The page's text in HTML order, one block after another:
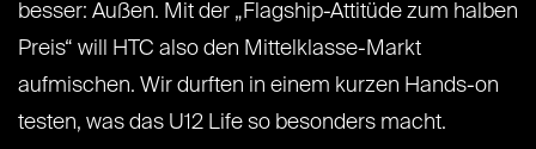
besser: Außen. Mit der „Flagship-Attitüde zum halben
Preis“ will HTC also den Mittelklasse-Markt
aufmischen. Wir durften in einem kurzen Hands-on
testen, was das U12 Life so besonders macht.